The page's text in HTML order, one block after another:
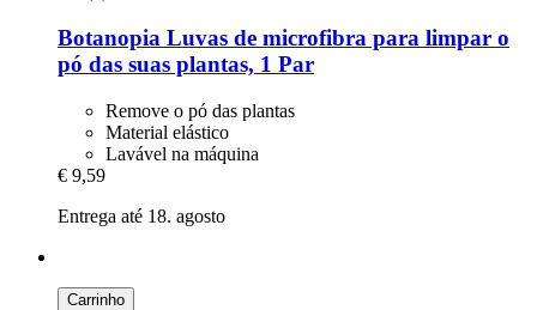
Botanopia Luvas de microfibra para limpar o
pó das suas plantas, 1 Par
Remove o pó das plantas
Material elástico
Lavável na máquina
€ 9,59
Entrega até 18. agosto
Carrinho